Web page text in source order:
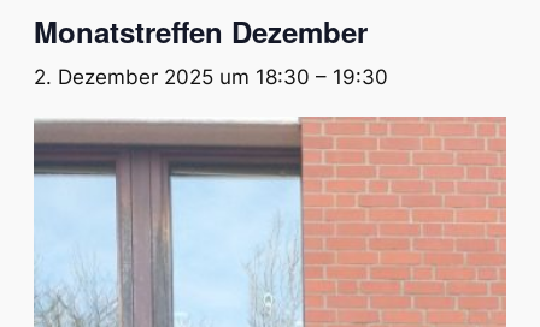
Monatstreffen Dezember
2. Dezember 2025 um 18:30 – 19:30